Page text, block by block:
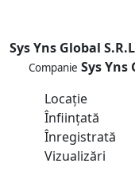
Sys Yns Global
Companie Sys Yns
Locație
Înființată
Înregistrată
Vizualizări